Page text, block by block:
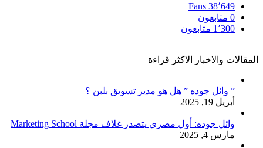
38٬649 Fans
0 متابعون
1٬300 متابعون
المقالات والاخبار الاكثر قراءة
” وائل جوده ” هل هو مدير تسويق بلبن ؟
أبريل 19, 2025
وائل جوده: أول مصري يتصدر غلاف مجلة Marketing School
مارس 4, 2025